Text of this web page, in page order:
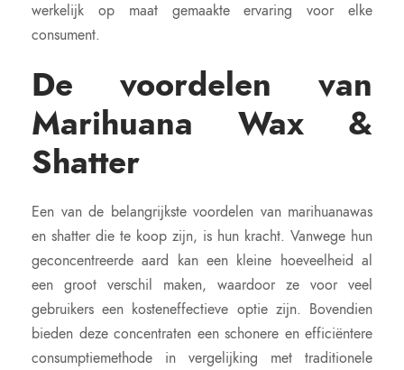
werkelijk op maat gemaakte ervaring voor elke
consument.
De voordelen van
Marihuana Wax &
Shatter
Een van de belangrijkste voordelen van marihuanawas
en shatter die te koop zijn, is hun kracht. Vanwege hun
geconcentreerde aard kan een kleine hoeveelheid al
een groot verschil maken, waardoor ze voor veel
gebruikers een kosteneffectieve optie zijn. Bovendien
bieden deze concentraten een schonere en efficiëntere
consumptiemethode in vergelijking met traditionele